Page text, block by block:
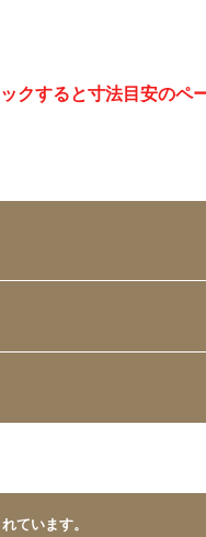
すると寸法目安のペ
ています。